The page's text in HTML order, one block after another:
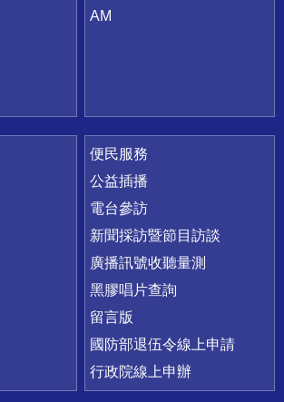
AM
便民服務
公益插播
電台參訪
新聞採訪暨節目訪談
廣播訊號收聽量測
黑膠唱片查詢
留言版
國防部退伍令線上申請
行政院線上申辦